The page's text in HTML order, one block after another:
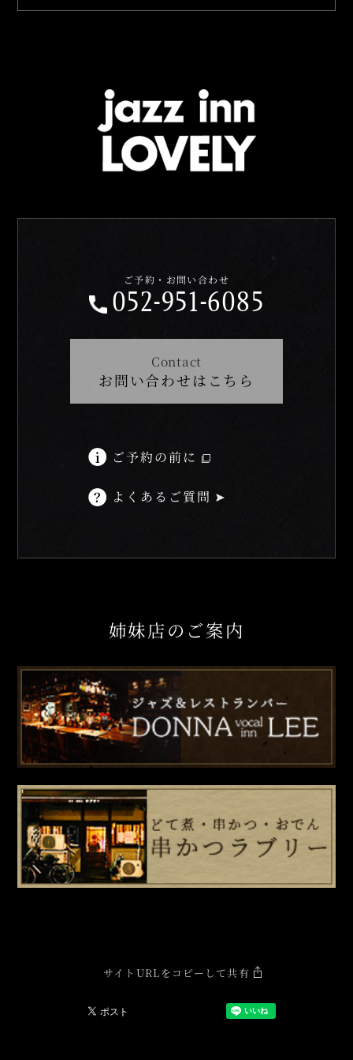
ご予約・お問い合わせ
052-951-6085
Contact
お問い合わせはこちら
ご予約の前に
よくあるご質問
姉妹店のご案内
サイトURLをコピーして共有